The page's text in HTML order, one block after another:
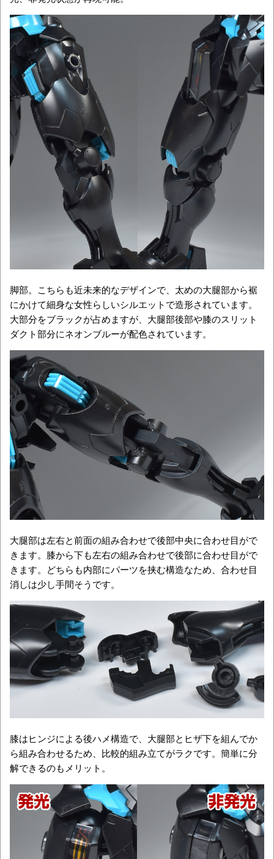
脚部。こちらも近未来的なデザインで、太めの大腿部から裾
にかけて細身な女性らしいシルエットで造形されています。
大部分をブラックが占めますが、大腿部後部や膝のスリット
ダクト部分にネオンブルーが配色されています。
大腿部は左右と前面の組み合わせで後部中央に合わせ目がで
きます。膝から下も左右の組み合わせで後部に合わせ目がで
きます。どちらも内部にパーツを挟む構造なため、合わせ目
消しは少し手間そうです。
膝はヒンジによる後ハメ構造で、大腿部とヒザ下を組んでか
ら組み合わせるため、比較的組み立てがラクです。簡単に分
解できるのもメリット。